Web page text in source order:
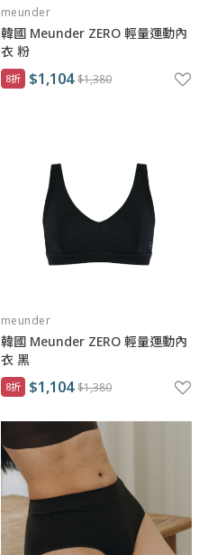
meunder
韓國 Meunder ZERO 輕量運動內
衣 粉
8折 $1,104 $1,380
meunder
韓國 Meunder ZERO 輕量運動內
衣 黑
8折 $1,104 $1,380